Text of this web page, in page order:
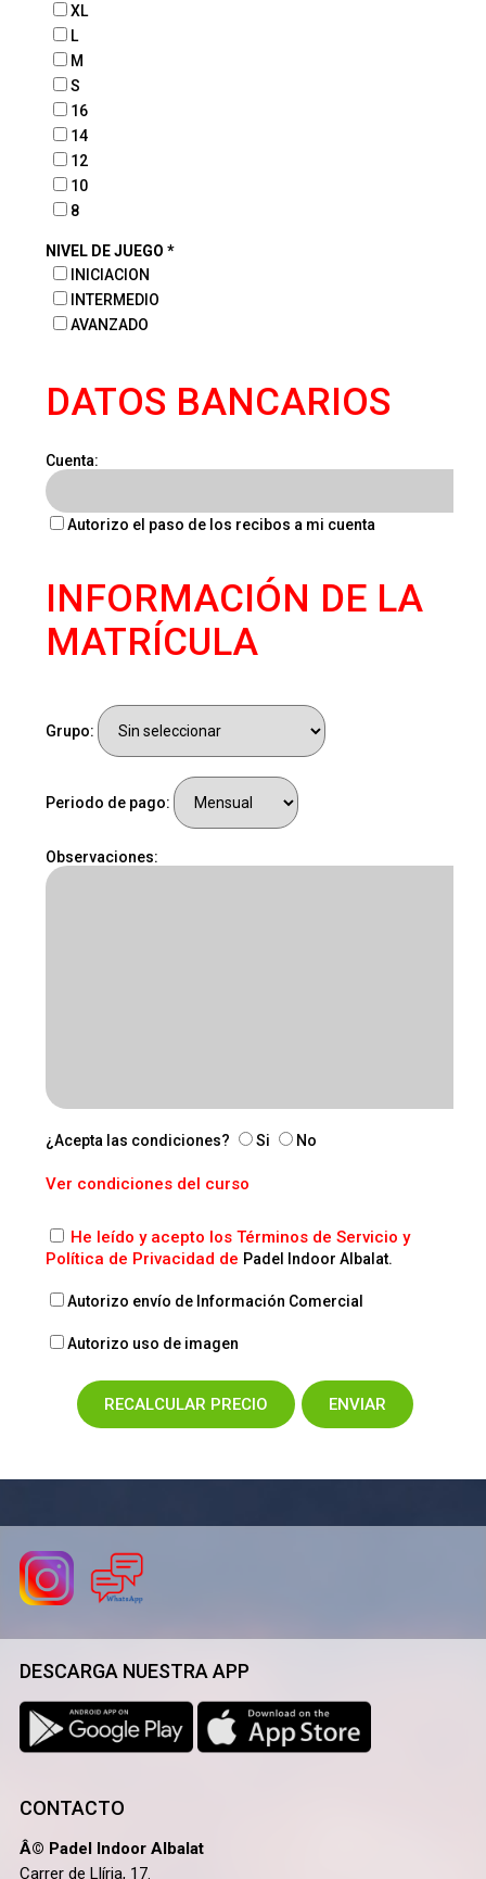
XL
L
M
S
16
14
12
10
8
NIVEL DE JUEGO *
INICIACION
INTERMEDIO
AVANZADO
DATOS BANCARIOS
Cuenta:
Autorizo el paso de los recibos a mi cuenta
INFORMACIÓN DE LA
MATRÍCULA
Grupo:
Periodo de pago:
Observaciones:
¿Acepta las condiciones? Si No
Ver condiciones del curso
He leído y acepto los Términos de Servicio y
Política de Privacidad de Padel Indoor Albalat.
Autorizo envío de Información Comercial
Autorizo uso de imagen
DESCARGA NUESTRA APP
CONTACTO
Â© Padel Indoor Albalat
Carrer de Llíria, 17.